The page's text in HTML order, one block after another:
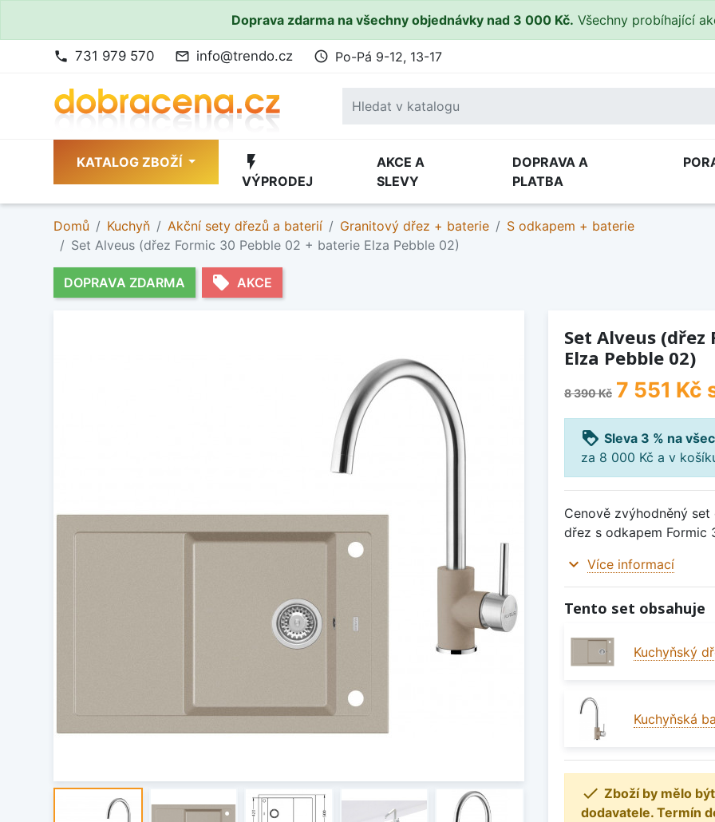
Doprava zdarma na všechny objednávky nad 3 000 Kč. Všechny probíhající
phone 731 979 570 mail_outline info@trendo.cz access_time Po-Pá 9-12, 13-17
KATALOG ZBOŽÍ flash_on
VÝPRODEJ
AKCE A
SLEVY
DOPRAVA A
PLATBA
Domů Kuchyň Akční sety dřezů a baterií Granitový dřez + baterie
S odkapem + baterie
Set Alveus (dřez Formic 30 Pebble 02 + baterie Elza Pebble 02)
DOPRAVA ZDARMA local_offer AKCE
Set Alveus (dřez
Elza Pebble 02)
8 390 Kč 7 551 Kč
loyalty Sleva 3 % na
za 8 000 Kč a v
Cenově zvýhodněný
dřez s odkapem Formic
expand_more Více informací
Tento set obsahuje
Kuchyňský
Kuchyňská
 Zboží by mělo
dodavatele. Termín